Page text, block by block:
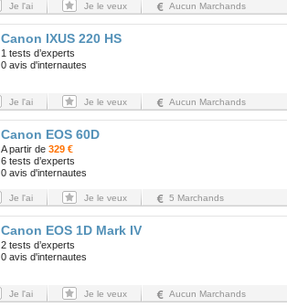
Je l'ai Je le veux Aucun Marchands
Canon IXUS 220 HS
1 tests d’experts
0 avis d'internautes
Je l'ai Je le veux Aucun Marchands
Canon EOS 60D
A partir de 329 €
6 tests d’experts
0 avis d'internautes
Je l'ai Je le veux 5 Marchands
Canon EOS 1D Mark IV
2 tests d’experts
0 avis d'internautes
Je l'ai Je le veux Aucun Marchands